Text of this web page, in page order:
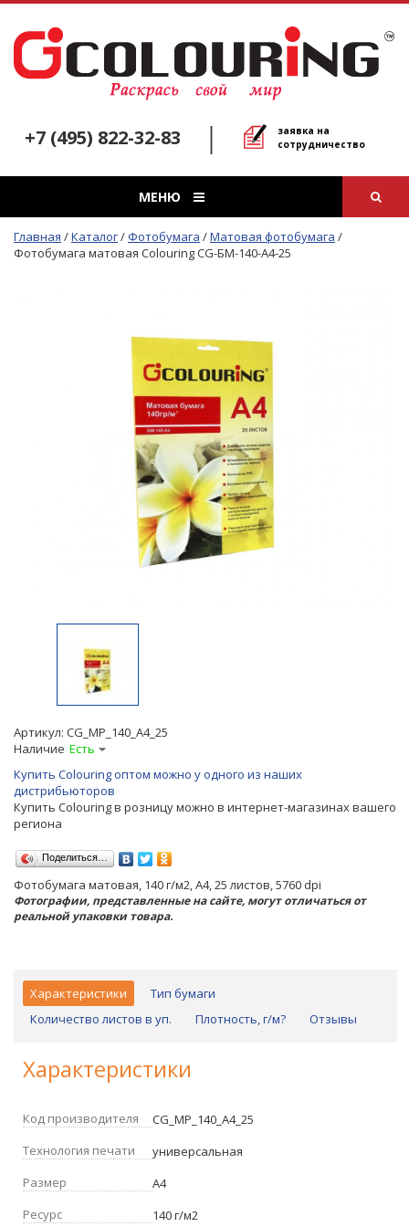
+7 (495) 822-32-83
заявка на
сотрудничество
МЕНЮ
Главная /Каталог/ Фотобумага /Матовая фотобумага /
Фотобумага матовая Colouring CG-БМ-140-А4-25
Артикул: CG_MP_140_A4_25
Наличие Есть
Купить Colouring оптом можно у одного из наших
дистрибьюторов
Купить Colouring в розницу можно в интернет-магазинах вашего
региона
Поделиться…
Фотобумага матовая, 140 г/м2, А4, 25 листов, 5760 dpi
Фотографии, представленные на сайте, могут отличаться от
реальной упаковки товара.
Характеристики
Тип бумаги
Количество листов в уп.
Плотность, г/м? Отзывы
Характеристики
Код производителя
CG_MP_140_A4_25
Технология печати
универсальная
Размер
А4
Ресурс
140 г/м2